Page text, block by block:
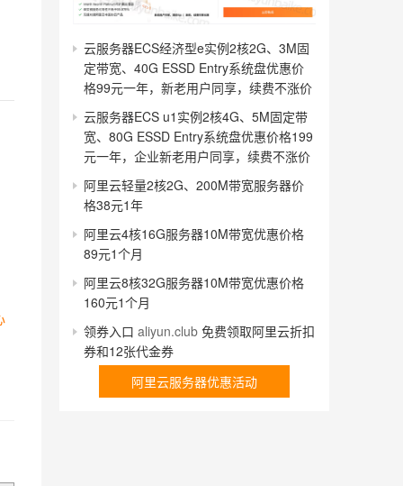
云服务器ECS经济型e实例2核2G、3M固
定带宽、40G ESSD Entry系统盘优惠价
格99元一年，新老用户同享，续费不涨价
云服务器ECS u1实例2核4G、5M固定带
宽、80G ESSD Entry系统盘优惠价格199
元一年，企业新老用户同享，续费不涨价
阿里云轻量2核2G、200M带宽服务器价
格38元1年
阿里云4核16G服务器10M带宽优惠价格
89元1个月
阿里云8核32G服务器10M带宽优惠价格
160元1个月
领券入口 aliyun.club 免费领取阿里云折扣
券和12张代金券
阿里云服务器优惠活动